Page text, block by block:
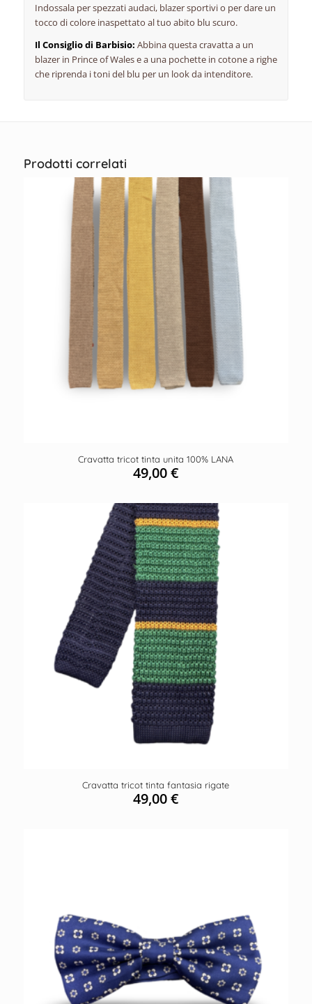
Indossala per spezzati audaci, blazer sportivi o per dare un
tocco di colore inaspettato al tuo abito blu scuro.
Il Consiglio di Barbisio: Abbina questa cravatta a un
blazer in Prince of Walese a una pochette in cotone a righe
che riprenda i toni del blu per un lookda intenditore.
Prodotti correlati
Cravatta tricot tinta unita 100% LANA
49,00€
Cravatta tricot tinta fantasia rigate
49,00€